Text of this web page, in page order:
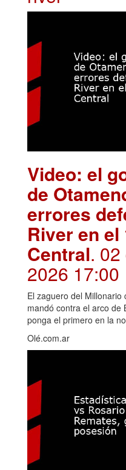
Video: el
de
errores
River en el
Central.
2026 17:00
El zaguero del
mandó contra el arco de
ponga el primero en la
Olé.com.ar